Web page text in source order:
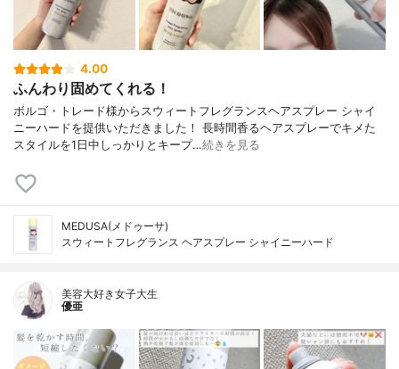
4.00
ふんわり固めてくれる！
ボルゴ・トレード様からスウィートフレグランスヘアスプレー シャイ
ニーハードを提供いただきました！ 長時間香るヘアスプレーでキメた
スタイルを1日中しっかりとキープ…続きを見る
MEDUSA(メドゥーサ)
スウィートフレグランス ヘアスプレー シャイニーハード
美容大好き女子大生
優亜